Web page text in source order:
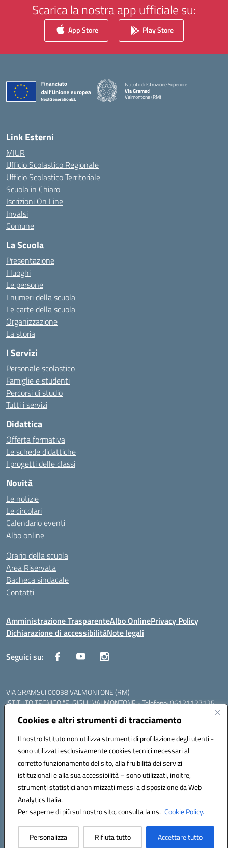
Cookies e altri strumenti di tracciamento
Il nostro Istituto non utilizza strumenti di profilazione degli utenti -
sono utilizzati esclusivamente cookies tecnici necessari al
corretto funzionamento del sito, alla fruibilità dei servizi
istituzionali e alla sua accessibilità – sono utilizzati, inoltre,
strumenti statistici anonimizzati messi a disposizione da Web
Analytics Italia.
Per saperne di più sul nostro sito, consulta la ns. Cookie Policy.
Personalizza Rifiuta tutto Accettare tutto
Scarica la nostra app ufficiale su:
App Store Play Store
Istituto di Istruzione Superiore
Via Gramsci
Valmontone (RM)
Link Esterni
MIUR
Ufficio Scolastico Regionale
Ufficio Scolastico Territoriale
Scuola in Chiaro
Iscrizioni On Line
Invalsi
Comune
La Scuola
Presentazione
I luoghi
Le persone
I numeri della scuola
Le carte della scuola
Organizzazione
La storia
I Servizi
Personale scolastico
Famiglie e studenti
Percorsi di studio
Tutti i servizi
Didattica
Offerta formativa
Le schede didattiche
I progetti delle classi
Novità
Le notizie
Le circolari
Calendario eventi
Albo online
Orario della scuola
Area Riservata
Bacheca sindacale
Contatti
Amministrazione TrasparenteAlbo OnlinePrivacy Policy
Dichiarazione di accessibilitàNote legali
Seguici su:
VIA GRAMSCI 00038 VALMONTONE (RM)
ISTITUTO TECNICO "E. GIGLI" VALMONTONE - Telefono: 06121127125
06121126825
LICEO DELLE SCIENZE UMANE "P.L. NERVI" SEGNI - Telefono:
Mail: RMIS099002@istruzione.it - PEC: RMIS099002@pec.istruzione.it
Codice meccanografico: RMIS099002
Codice fiscale: 95036960581
Hosting & Powered by 3D Solution S.r.l.
Concept & Design by Designers Italia